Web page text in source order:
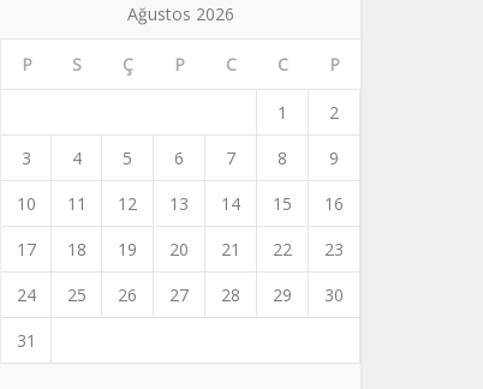
Ağustos 2026
P S Ç P C C P
1
2
3
4 5 6 7 8
9
10
11 12 13 14 15
16
17
18 19 20 21 22
23
24
25 26 27 28 29
30
31